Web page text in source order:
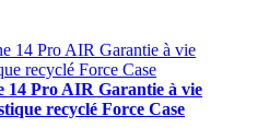
14 Pro AIR Garantie à vie
recyclé Force Case